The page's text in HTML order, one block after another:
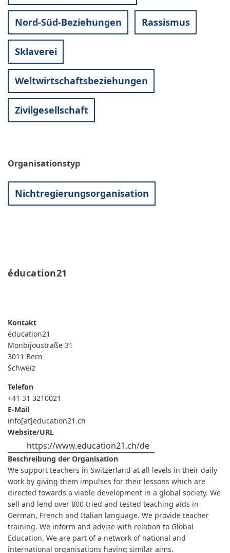
Nord-Süd-Beziehungen Rassismus
Sklaverei
Weltwirtschaftsbeziehungen
Zivilgesellschaft
Organisationstyp
Nichtregierungsorganisation
éducation21
éducation21
Monbijoustraße 31
3011 Bern
Schweiz
Telefon
+41 31 3210021
E-Mail
info[at]education21.ch
Website/URL
https://www.education21.ch/de
Beschreibung der Organisation
We support teachers in Switzerland at all levels in their daily
work by giving them impulses for their lessons which are
directed towards a viable development in a global society. We
sell and lend over 800 tried and tested teaching aids in
German, French and Italian language. We provide teacher
training. We inform and advise with relation to Global
Education. We are part of a network of national and
international organisations having similar aims.